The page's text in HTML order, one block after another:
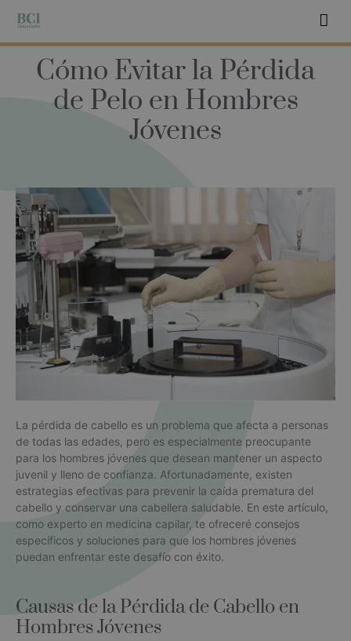
Cómo Evitar la Pérdida
de Pelo en Hombres
Jóvenes
La pérdida de cabello es un problema que afecta a personas
de todas las edades, pero es especialmente preocupante
para los hombres jóvenes que desean mantener un aspecto
juvenil y lleno de confianza. Afortunadamente, existen
estrategias efectivas para prevenir la caída prematura del
cabello y conservar una cabellera saludable. En este artículo,
como experto en medicina capilar, te ofreceré consejos
específicos y soluciones para que los hombres jóvenes
puedan enfrentar este desafío con éxito.
Causas de la Pérdida de Cabello en
Hombres Jóvenes